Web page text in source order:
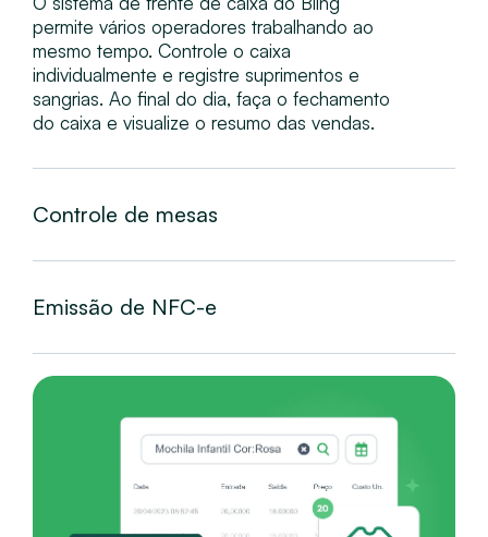
permite vários operadores trabalhando ao
mesmo tempo. Controle o caixa
individualmente e registre suprimentos e
sangrias. Ao final do dia, faça o fechamento
do caixa e visualize o resumo das vendas.
Controle de mesas
Emissão de NFC-e